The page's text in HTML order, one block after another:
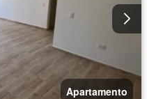
Apartamento